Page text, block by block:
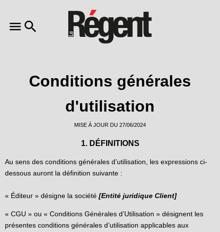
Conditions générales
d'utilisation
MISE À JOUR DU 27/06/2024
1. DÉFINITIONS
Au sens des conditions générales d’utilisation, les expressions ci-
dessous auront la définition suivante :
« Éditeur » désigne la société [Entité juridique Client]
« CGU » ou « Conditions Générales d’Utilisation » désignent les
présentes conditions générales d’utilisation applicables aux